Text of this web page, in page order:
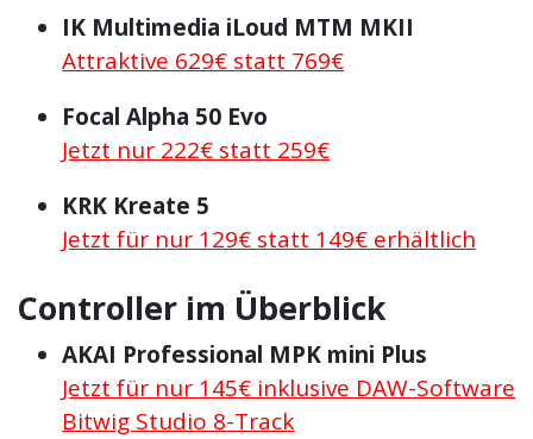
IK Multimedia iLoud MTM MKII
Attraktive 629€ statt 769€
Focal Alpha 50 Evo
Jetzt nur 222€ statt 259€
KRK Kreate 5
Jetzt für nur 129€ statt 149€ erhältlich
Controller im Überblick
AKAI Professional MPK mini Plus
Jetzt für nur 145€ inklusive DAW-Software
Bitwig Studio 8-Track